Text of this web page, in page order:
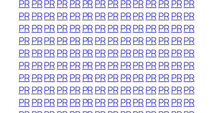
PRPRPRPRPR PRPRPRPRPRPRPR PRPR
PRPRPRPRPR PRPRPRPRPRPRPR PRPR
PRPRPRPRPR PRPRPRPRPRPRPR PRPR
PRPRPRPRPR PRPRPRPRPRPRPR PRPR
PRPRPRPRPR PRPRPRPRPRPRPR PRPR
PRPRPRPRPR PRPRPRPRPRPRPR PRPR
PRPRPRPRPR PRPRPRPRPRPRPR PRPR
PRPRPRPRPR PRPRPRPRPRPRPR PRPR
PRPRPRPRPR PRPRPRPRPRPRPR PRPR